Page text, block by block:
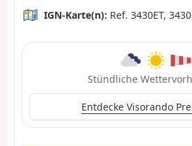
IGN-Karte(n): Ref. 3430ET,
Stündliche
Entdecke Visorando